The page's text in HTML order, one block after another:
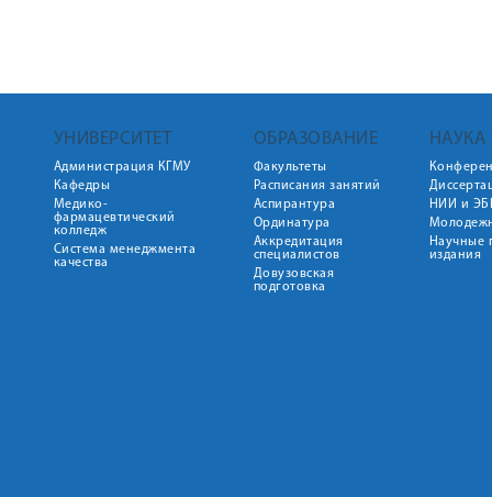
УНИВЕРСИТЕТ
Администрация КГМУ
Кафедры
Медико-
фармацевтический
колледж
Система менеджмента
качества
ОБРАЗОВАНИЕ
Факультеты
Расписания занятий
Аспирантура
Ординатура
Аккредитация
специалистов
Довузовская
подготовка
НАУКА
НИИ и
Научные
издания